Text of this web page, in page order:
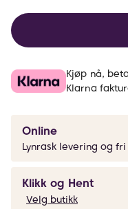
Kjøp nå,
Klarna
Online
Lynrask levering og
Klikk og Hent
Velg butikk